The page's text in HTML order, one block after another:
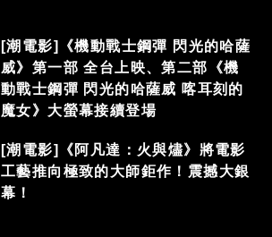
[潮電影]《機動戰士鋼彈 閃光的哈薩
威》第一部 全台上映、第二部《機
動戰士鋼彈 閃光的哈薩威 喀耳刻的
魔女》大螢幕接續登場
[潮電影]《阿凡達：火與燼》將電影
工藝推向極致的大師鉅作！震撼大銀
幕！